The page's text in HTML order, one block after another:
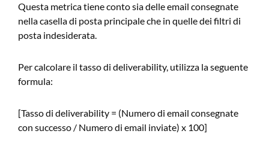
Questa metrica tiene conto sia delle email consegnate
nella casella di posta principale che in quelle dei filtri di
posta indesiderata.
Per calcolare il tasso di deliverability, utilizza la seguente
formula:
[Tasso di deliverability = (Numero di email consegnate
con successo / Numero di email inviate) x 100]